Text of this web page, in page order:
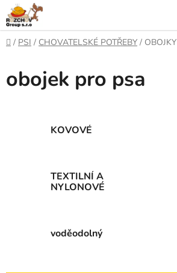
e
D
ů
/ PSI / CHOVATELSKÉ POTŘEBY / OBOJKY
obojek pro psa
KOVOVÉ
TEXTILNÍ A
NYLONOVÉ
voděodolný